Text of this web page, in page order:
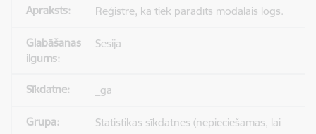
Reģistrē, ka tiek parādīts modālais logs.
Sesija
_ga
Statistikas sīkdatnes (nepieciešamas, lai